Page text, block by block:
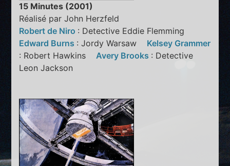
15 Minutes (2001)
Réalisé par John Herzfeld
Robert de Niro : Detective Eddie Flemming
Edward Burns : Jordy Warsaw Kelsey Grammer
: Robert Hawkins Avery Brooks : Detective
Leon Jackson